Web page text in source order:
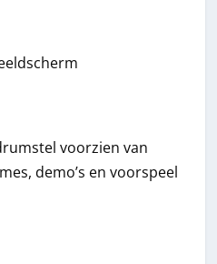
voorzien van
demo’s en voorspeel